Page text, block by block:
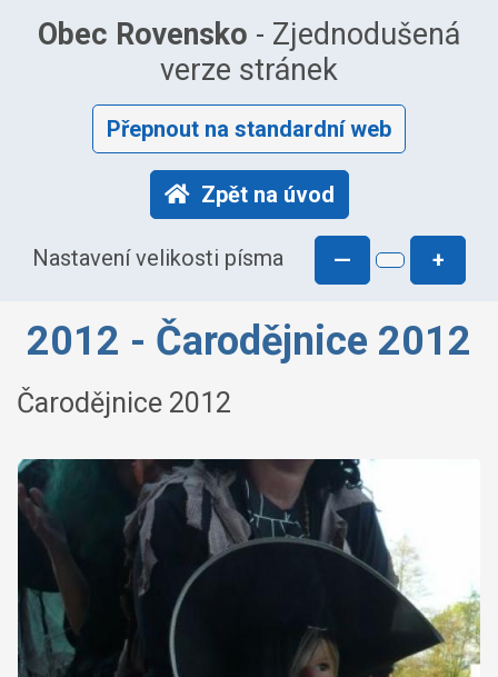
Obec Rovensko - Zjednodušená
verze stránek
Přepnout na standardní web
Zpět na úvod
Nastavení velikosti písma — +
2012 - Čarodějnice 2012
Čarodějnice 2012